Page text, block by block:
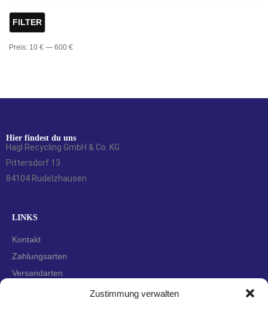
Zustimmung verwalten
FILTER
Preis: 10 € — 600 €
Hier findest du uns
Hagl Recycling GmbH & Co. KG
Pittersdorf 13
84104 Rudelzhausen
LINKS
Kontakt
Zahlungsarten
Versandarten